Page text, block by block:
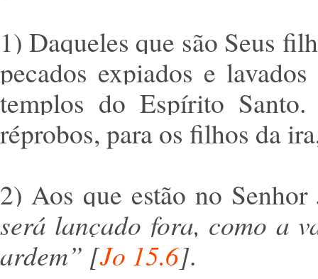
1) Daqueles que são Seus
pecados expiados e
templos do Espírito
réprobos, para os filhos da
2) Aos que estão no
será lançado fora, como a
ardem” [Jo 15.6].